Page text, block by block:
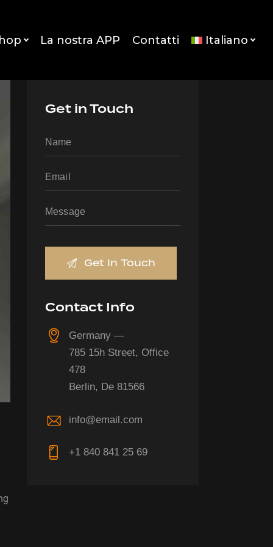
La nostra APP Contatti Italiano
Get in Touch
Contact Info
Germany —
785 15h Street, Office
478
Berlin, De 81566
info@email.com
+1 840 841 25 69